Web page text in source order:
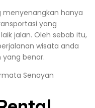
menyenangkan hanya
yang
jalan. Oleh sebab itu,
wisata anda
benar.